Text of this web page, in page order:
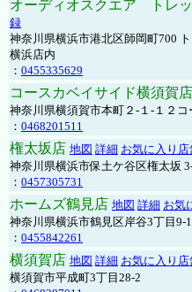
オーディオスクエア トレ
録
神奈川県横浜市港北区師岡町700
横浜店内
： 0455335629
コースカベイサイド横須賀店
神奈川県横須賀市本町２-１-１２
： 0468201511
権太坂店 地図 詳細 お気に入り
神奈川県横浜市保土ケ谷区権太坂
： 0457305731
ホームズ鶴見店 地図 詳細 お気
神奈川県横浜市鶴見区岸谷3丁目9-
： 0455842261
横須賀店 地図 詳細 お気に入り
横須賀市平成町3丁目28-2